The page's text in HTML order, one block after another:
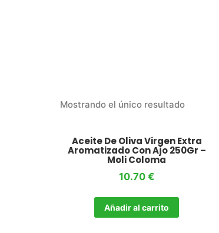
Mostrando el único resultado
Aceite De Oliva Virgen Extra
Aromatizado Con Ajo 250Gr –
Moli Coloma
10.70€
Añadir al carrito